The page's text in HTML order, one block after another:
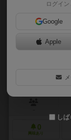
ウ
0
興味あり
ログイン
Google
Apple
し